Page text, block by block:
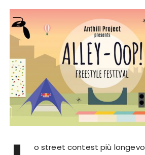
o street contest più longevo